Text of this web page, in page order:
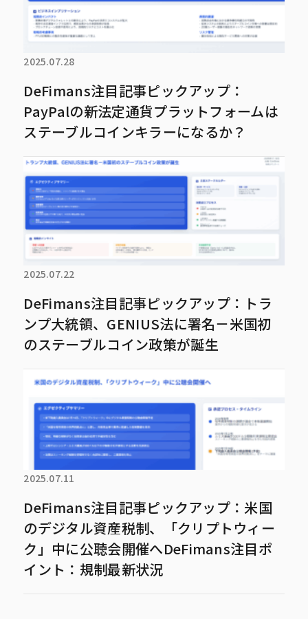
2025.07.28
DeFimans注目記事ピックアップ：
PayPalの新法定通貨プラットフォームは
ステーブルコインキラーになるか？
2025.07.22
DeFimans注目記事ピックアップ：トラ
ンプ大統領、GENIUS法に署名－米国初
のステーブルコイン政策が誕生
2025.07.11
DeFimans注目記事ピックアップ：米国
のデジタル資産税制、「クリプトウィー
ク」中に公聴会開催へDeFimans注目ポ
イント：規制最新状況